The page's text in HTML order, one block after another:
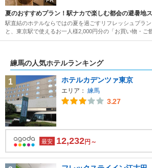
夏のおすすめプラン！駅ナカで楽しむ都会の避暑地
駅直結のホテルならではの夏を過ごすリフレッシュプラ
と、東京駅で使えるお一人様2,000円分の「お買い物・ご
練馬の人気ホテルランキング
1 ホテルカデンツァ東京
エリア： 練馬
3.27
最安 12,232円～